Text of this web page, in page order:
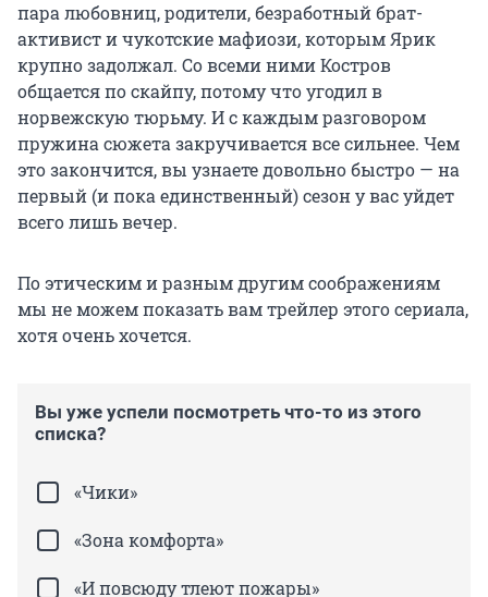
пара любовниц, родители, безработный брат-
активист и чукотские мафиози, которым Ярик
крупно задолжал. Со всеми ними Костров
общается по скайпу, потому что угодил в
норвежскую тюрьму. И с каждым разговором
пружина сюжета закручивается все сильнее. Чем
это закончится, вы узнаете довольно быстро — на
первый (и пока единственный) сезон у вас уйдет
всего лишь вечер.
По этическим и разным другим соображениям
мы не можем показать вам трейлер этого сериала,
хотя очень хочется.
Вы уже успели посмотреть что-то из этого
списка?
«Чики»
«Зона комфорта»
«И повсюду тлеют пожары»